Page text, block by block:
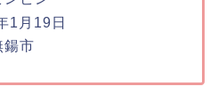
1月19日
鍚市